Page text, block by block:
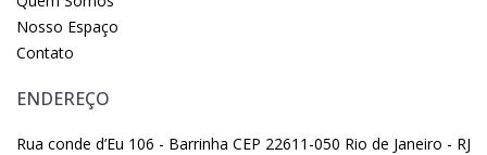
Nosso Espaço
Contato
ENDEREÇO
Rua conde d’Eu 106 - Barrinha CEP 22611-050 Rio de Janeiro - RJ